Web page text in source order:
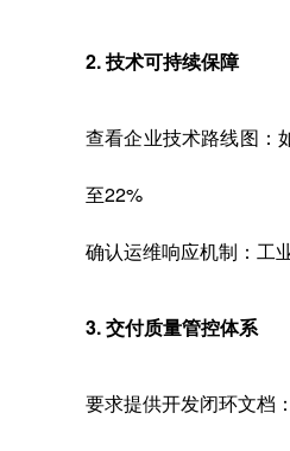
2. 技术可持续保障
查看企业技术路线图：
至22%
确认运维响应机制：工
3. 交付质量管控体系
要求提供开发闭环文